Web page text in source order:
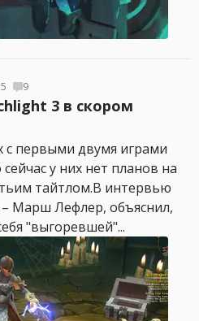
9
3 в скором
с первыми двумя играми
у них нет планов на
тайтлом.В интервью
– Марш Лефлер, объяснил,
"выгоревшей"...